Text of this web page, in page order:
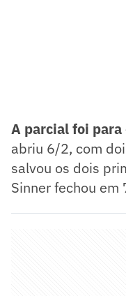
A parcial foi
abriu 6/2, com
salvou os dois
Sinner fechou